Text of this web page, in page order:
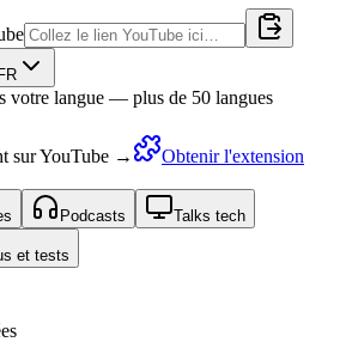
FR
votre langue — plus de 50 langues
sur YouTube →
Obtenir l'extension
Podcasts Talks tech
et tests